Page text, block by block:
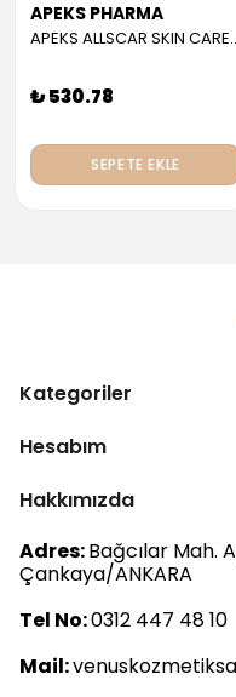
APEKS PHARMA
APEKS
₺ 530.78
SEPETE EKLE
Kategoriler
Hesabım
Hakkımızda
Adres:Bağcılar Mah.
Çankaya/ANKARA
Tel No:0312 447 48 10
Mail: